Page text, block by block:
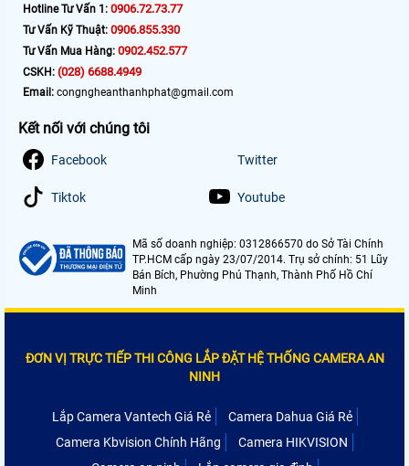
Hotline Tư Vấn 1: 0906.72.73.77
Tư Vấn Kỹ Thuật: 0906.855.330
Tư Vấn Mua Hàng: 0902.452.577
CSKH: (028) 6688.4949
Email: congngheanthanhphat@gmail.com
Kết nối với chúng tôi
Facebook Twitter
Tiktok Youtube
Mã số doanh nghiệp: 0312866570 do Sở Tài Chính
TP.HCM cấp ngày 23/07/2014. Trụ sở chính: 51 Lũy
Bán Bích, Phường Phú Thạnh, Thành Phố Hồ Chí
Minh
ĐƠN VỊ TRỰC TIẾP THI CÔNG LẮP ĐẶT HỆ THỐNG CAMERA AN
NINH
Lắp Camera Vantech Giá Rẻ
Camera Dahua Giá Rẻ
Camera Kbvision Chính Hãng
Camera HIKVISION